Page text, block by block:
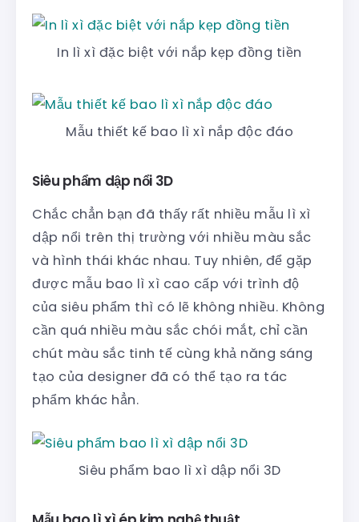
In lì xì đặc biệt với nắp kẹp đồng tiền
Mẫu thiết kế bao lì xì nắp độc đáo
Siêu phẩm dập nổi 3D
Chắc chẳn bạn đã thấy rất nhiều mẫu lì xì
dập nổi trên thị trường với nhiều màu sắc
và hình thái khác nhau. Tuy nhiên, để gặp
được mẫu bao lì xì cao cấp với trình độ
của siêu phẩm thì có lẽ không nhiều. Không
cần quá nhiều màu sắc chói mắt, chỉ cần
chút màu sắc tinh tế cùng khả năng sáng
tạo của designer đã có thể tạo ra tác
phẩm khác hẳn.
Siêu phẩm bao lì xì dập nổi 3D